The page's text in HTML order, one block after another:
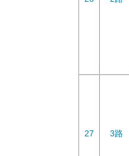
27 3路